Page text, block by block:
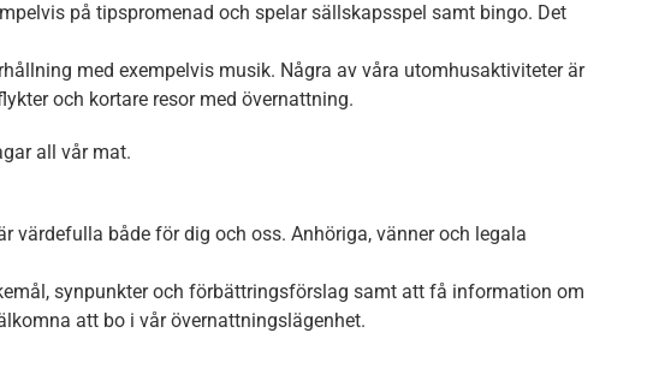
på tipspromenad och spelar sällskapsspel samt bingo. Det
med exempelvis musik. Några av våra utomhusaktiviteter är
och kortare resor med övernattning.
all vår mat.
värdefulla både för dig och oss. Anhöriga, vänner och legala
synpunkter och förbättringsförslag samt att få information om
att bo i vår övernattningslägenhet.